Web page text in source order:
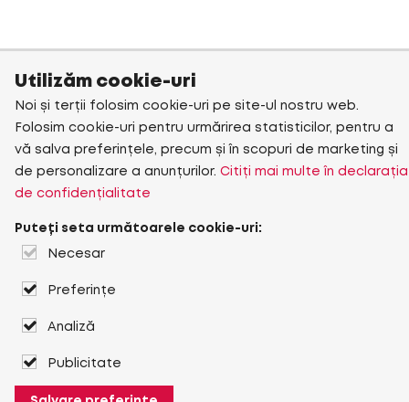
Utilizăm cookie-uri
Noi și terții folosim cookie-uri pe site-ul nostru web.
Folosim cookie-uri pentru urmărirea statisticilor, pentru a
vă salva preferințele, precum și în scopuri de marketing și
de personalizare a anunțurilor. Citiți mai multe în declarația
de confidențialitate
Puteți seta următoarele cookie-uri:
Necesar
Preferințe
Analiză
Publicitate